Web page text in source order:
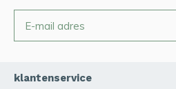
klantenservice